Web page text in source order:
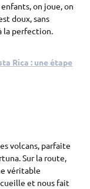
on joue, on
doux, sans
la perfection.
Rica : une étape
volcans, parfaite
Sur la route,
véritable
et nous fait